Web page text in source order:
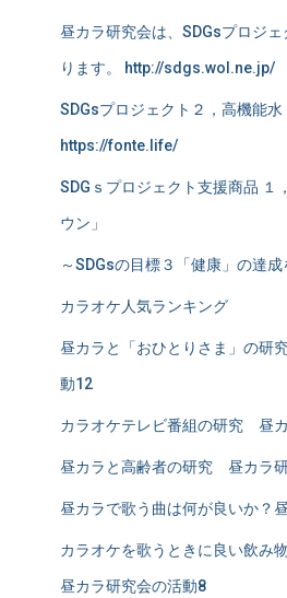
昼カラ研究会は、SDGsプロジ
ります。 http://sdgs.wol.ne.jp/
SDGsプロジェクト２，高機能水
https://fonte.life/
SDGｓプロジェクト支援商品 １
ウン」
～SDGsの目標３「健康」の達成
カラオケ人気ランキング
昼カラと「おひとりさま」の研
動12
カラオケテレビ番組の研究 昼
昼カラと高齢者の研究 昼カラ
昼カラで歌う曲は何が良いか？
カラオケを歌うときに良い飲み
昼カラ研究会の活動8